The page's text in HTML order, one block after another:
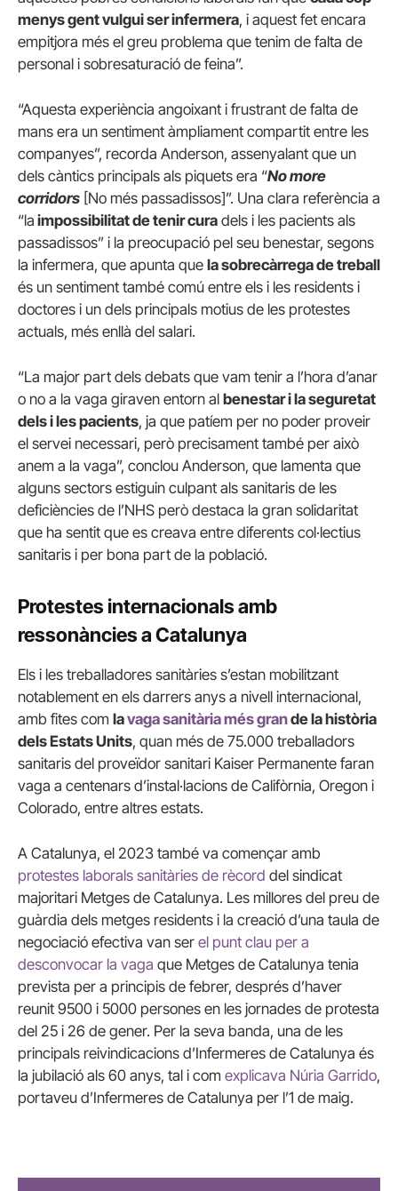
menys gent vulgui ser infermera, i aquest fet encara
empitjora més el greu problema que tenim de falta de
personal i sobresaturació de feina”.
“Aquesta experiència angoixant i frustrant de falta de
mans era un sentiment àmpliament compartit entre les
companyes”, recorda Anderson, assenyalant que un
dels càntics principals als piquets era “No more
corridors [No més passadissos]”. Una clara referència a
“la impossibilitat de tenir cura dels i les pacients als
passadissos” i la preocupació pel seu benestar, segons
la infermera, que apunta que la sobrecàrrega de treball
és un sentiment també comú entre els i les residents i
doctores i un dels principals motius de les protestes
actuals, més enllà del salari.
“La major part dels debats que vam tenir a l’hora d’anar
o no a la vaga giraven entorn al benestar i la seguretat
dels i les pacients, ja que patíem per no poder proveir
el servei necessari, però precisament també per això
anem a la vaga”, conclou Anderson, que lamenta que
alguns sectors estiguin culpant als sanitaris de les
deficiències de l’NHS però destaca la gran solidaritat
que ha sentit que es creava entre diferents col·lectius
sanitaris i per bona part de la població.
Protestes internacionals amb
ressonàncies a Catalunya
Els i les treballadores sanitàries s’estan mobilitzant
notablement en els darrers anys a nivell internacional,
amb fites com lavaga sanitària més grande la història
dels Estats Units, quan més de 75.000 treballadors
sanitaris del proveïdor sanitari Kaiser Permanente faran
vaga a centenars d’instal·lacions de Califòrnia, Oregon i
Colorado, entre altres estats.
A Catalunya, el 2023 també va començar amb
protestes laborals sanitàries de rècord del sindicat
majoritari Metges de Catalunya. Les millores del preu de
guàrdia dels metges residents i la creació d’una taula de
negociació efectiva van ser el punt clau per a
desconvocar la vaga que Metges de Catalunya tenia
prevista per a principis de febrer, després d’haver
reunit 9500 i 5000 persones en les jornades de protesta
del 25 i 26 de gener. Per la seva banda, una de les
principals reivindicacions d’Infermeres de Catalunya és
la jubilació als 60 anys, tal i com explicava Núria Garrido,
portaveu d’Infermeres de Catalunya per l’1 de maig.